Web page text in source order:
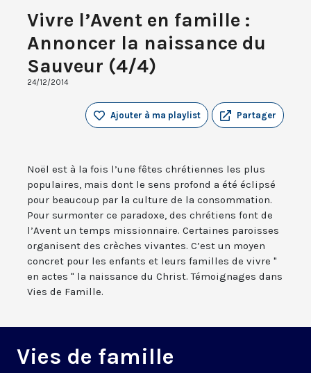
Vivre l’Avent en famille :
Annoncer la naissance du
Sauveur (4/4)
24/12/2014
Partager
Ajouter à ma playlist
Noël est à la fois l’une fêtes chrétiennes les plus
populaires, mais dont le sens profond a été éclipsé
pour beaucoup par la culture de la consommation.
Pour surmonter ce paradoxe, des chrétiens font de
l’Avent un temps missionnaire. Certaines paroisses
organisent des crèches vivantes. C’est un moyen
concret pour les enfants et leurs familles de vivre "
en actes " la naissance du Christ. Témoignages dans
Vies de Famille.
Vies de famille